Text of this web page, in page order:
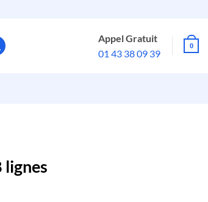
Appel Gratuit
01 43 38 09 39
0
lignes